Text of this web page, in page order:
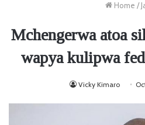
Home /
Mchengerwa atoa
wapya kulipwa
Vicky Kimaro